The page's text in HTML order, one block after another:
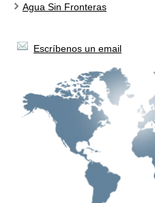
Agua Sin Fronteras
Escríbenos un email